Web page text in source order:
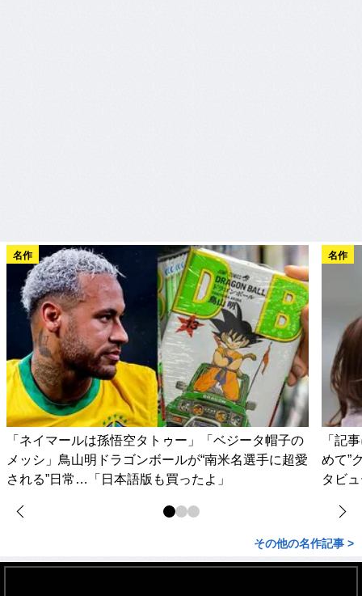
名作
「ネイマールは孫悟空タトゥー」「ベジータ帽子の
メッシ」鳥山明ドラゴンボールが“南米名選手に超愛
される”日常…「日本語版も買ったよ」
名作
「記
めて”
タビ
その他の名作記事 >